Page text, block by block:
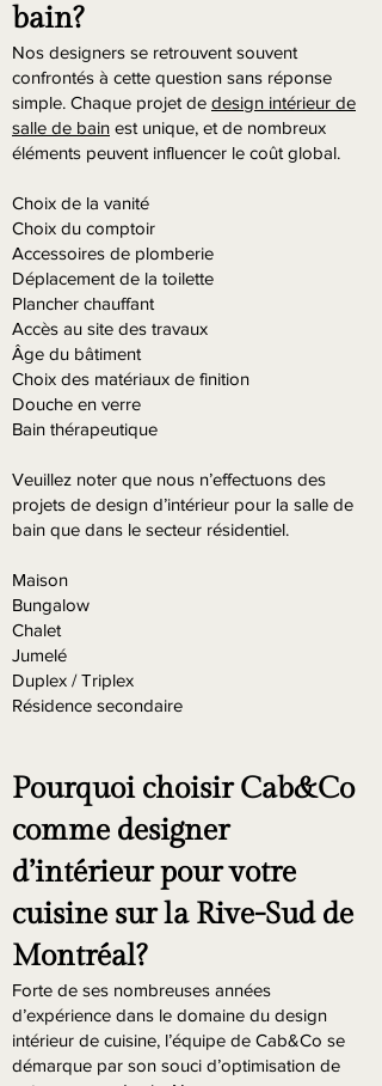
bain?
Nos designers se retrouvent souvent
confrontés à cette question sans réponse
simple. Chaque projet de design intérieur de
salle de bain est unique, et de nombreux
éléments peuvent influencer le coût global.
Choix de la vanité
Choix du comptoir
Accessoires de plomberie
Déplacement de la toilette
Plancher chauffant
Accès au site des travaux
Âge du bâtiment
Choix des matériaux de finition
Douche en verre
Bain thérapeutique
Veuillez noter que nous n’effectuons des
projets de design d’intérieur pour la salle de
bain que dans le secteur résidentiel.
Maison
Bungalow
Chalet
Jumelé
Duplex / Triplex
Résidence secondaire
Pourquoi choisir Cab&Co
comme designer
d’intérieur pour votre
cuisine sur la Rive-Sud de
Montréal?
Forte de ses nombreuses années
d’expérience dans le domaine du design
intérieur de cuisine, l’équipe de Cab&Co se
démarque par son souci d’optimisation de